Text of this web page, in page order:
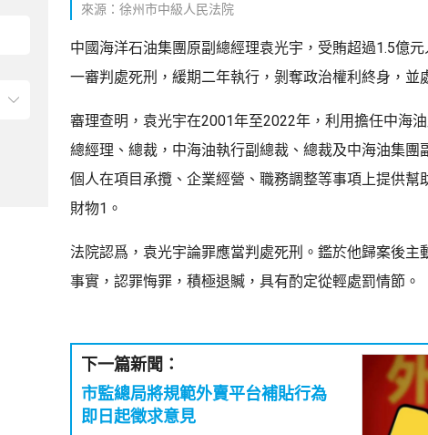
來源：徐州市中級人民法院
中國海洋石油集團原副總經理袁光宇，受賄超過1.5億
一審判處死刑，緩期二年執行，剝奪政治權利終身，並
審理查明，袁光宇在2001年至2022年，利用擔任中海
總經理、總裁，中海油執行副總裁、總裁及中海油集團
個人在項目承攬、企業經營、職務調整等事項上提供
財物1。
法院認爲，袁光宇論罪應當判處死刑。鑑於他歸案後
事實，認罪悔罪，積極退贓，具有酌定從輕處罰情節。
下一篇新聞：
市監總局將規範外賣平台補貼行為
即日起徵求意見